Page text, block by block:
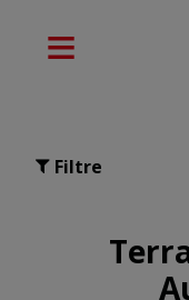
Filtre